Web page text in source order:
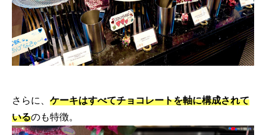
さらに、 ケーキはすべてチョコレートを軸に構成されて
いるのも特徴。